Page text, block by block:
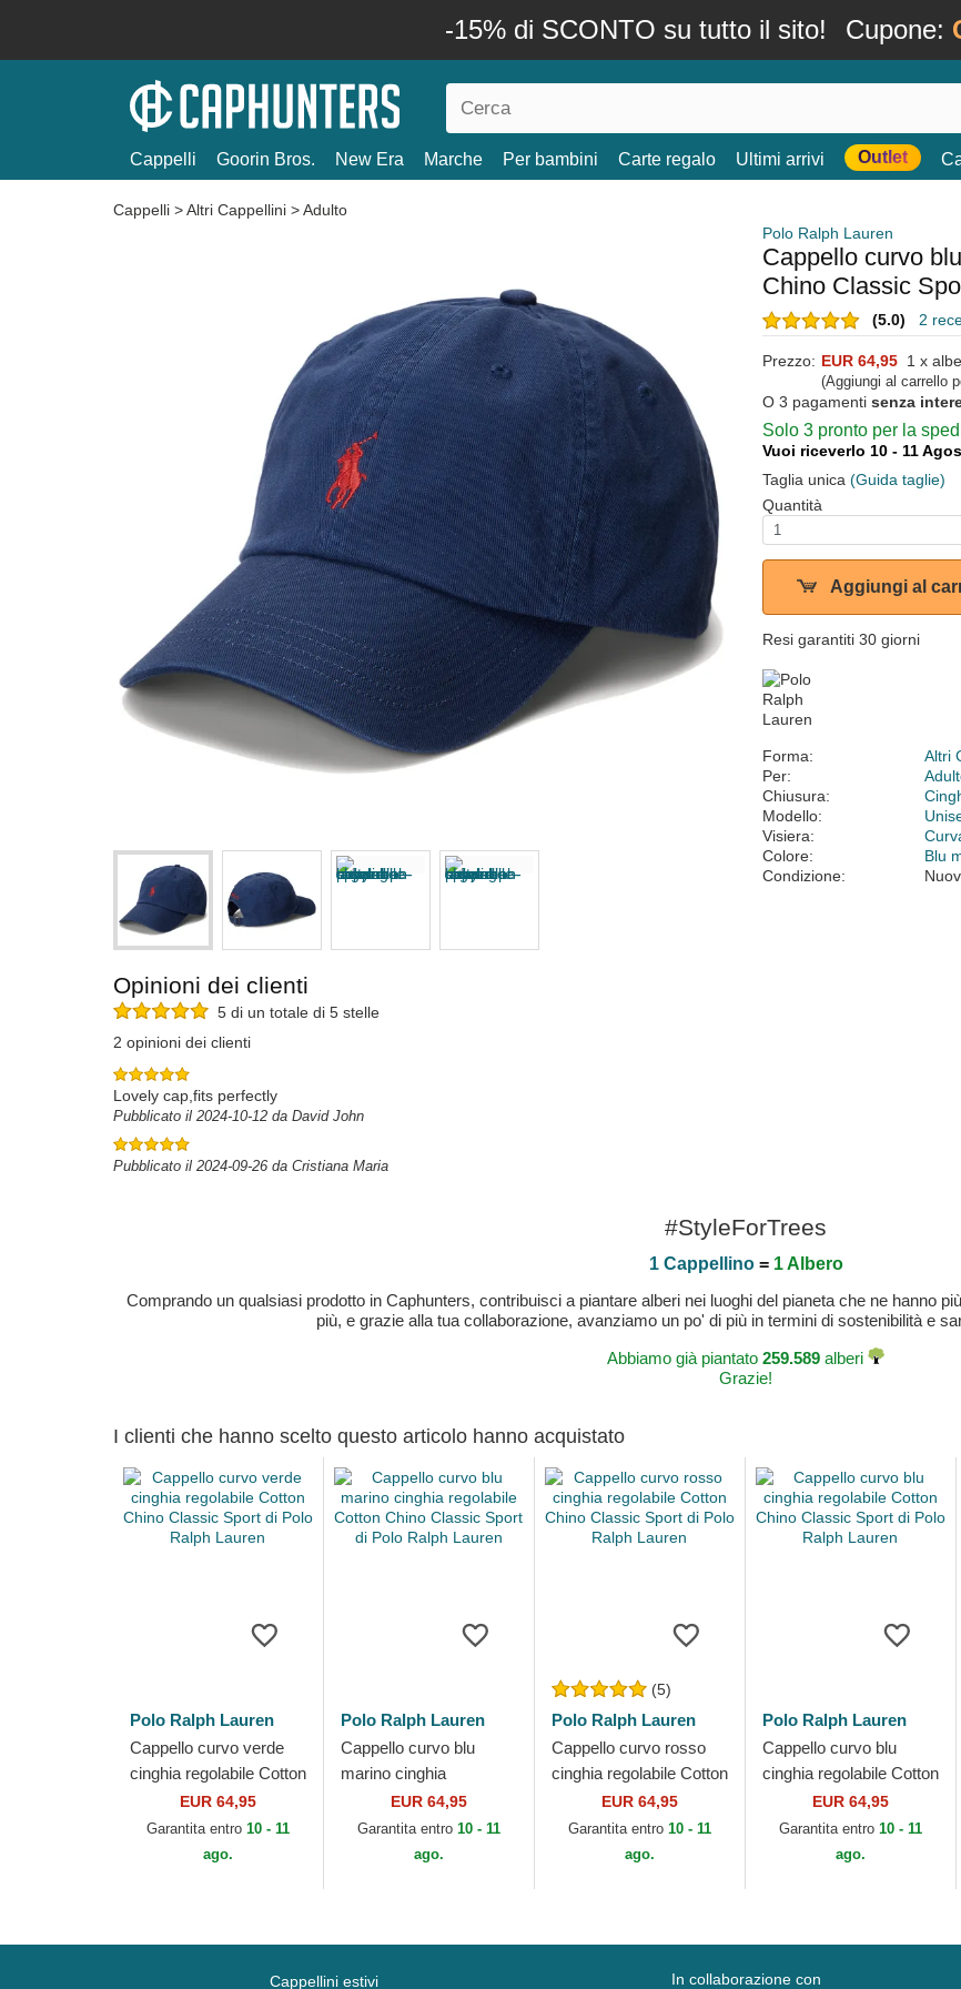
-15% di SCONTO su tutto il sito! Cupone:
Cappelli Goorin Bros. New Era Marche Per bambini Carte regalo Ultimi arrivi Outlet
Cappelli >Altri Cappellini >Adulto
Polo Ralph Lauren
Cappello curvo
Chino Classic
(5.0) 2
Prezzo: EUR 64,95 1 x
(Aggiungi al carrello
O 3 pagamenti senza
Solo 3 pronto per la
Vuoi riceverlo 10 - 11
Taglia unica (Guida taglie)
Quantità
Aggiungi al
Resi garantiti 30 giorni
Forma:
Altri
Per:
Chiusura:
Modello:
Visiera:
Colore:
Blu
Condizione:
Opinioni dei clienti
5 di un totale di 5 stelle
2 opinioni dei clienti
Lovely cap,fits perfectly
Pubblicato il 2024-10-12 da David John
Pubblicato il 2024-09-26 da Cristiana Maria
#StyleForTrees
1 Cappellino= 1 Albero
Comprando un qualsiasi prodotto in Caphunters, contribuisci a piantare alberi nei luoghi del pianeta che ne hanno
più, e grazie alla tua collaborazione, avanziamo un po' di più in termini di sostenibilità e
Abbiamo già piantato 259.589 alberi
Grazie!
I clienti che hanno scelto questo articolo hanno acquistato
Polo Ralph Lauren
Cappello curvo verde
cinghia regolabile Cotton
Chino Classic Sport di
Polo Ralph Lauren
EUR 64,95
Garantita entro 10 - 11
ago.
Polo Ralph Lauren
Cappello curvo blu
marino cinghia
regolabile Cotton Chino
Classic Sport di Polo
Ralph Lauren
EUR 64,95
Garantita entro 10 - 11
ago.
(5)
Polo Ralph Lauren
Cappello curvo rosso
cinghia regolabile Cotton
Chino Classic Sport di
Polo Ralph Lauren
EUR 64,95
Garantita entro 10 - 11
ago.
Polo Ralph Lauren
Cappello curvo blu
cinghia regolabile Cotton
Chino Classic Sport di
Polo Ralph Lauren
EUR 64,95
Garantita entro 10 - 11
ago.
Cappellini estivi In collaborazione con